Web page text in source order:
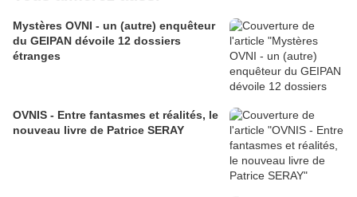
Mystères OVNI - un (autre) enquêteur
du GEIPAN dévoile 12 dossiers
étranges
OVNIS - Entre fantasmes et réalités, le
nouveau livre de Patrice SERAY